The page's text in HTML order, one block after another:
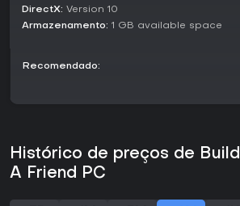
DirectX: Version 10
Armazenamento: 1 GB available space
Recomendado:
Histórico de preços de Build
A Friend PC